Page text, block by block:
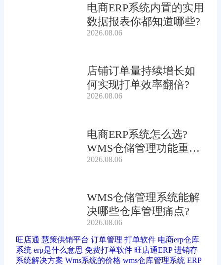
电商ERP系统内置的实用
数据报表你都知道哪些?
2026.08.06
店铺订单量持续增长如
何实现打单效率翻倍?
2026.08.06
电商ERP系统怎么选?
WMS仓储管理功能重要
吗?
2026.08.06
WMS仓储管理系统能解
决哪些仓库管理痛点?
2026.08.06
旺店通 慧策供销平台 订单管理 打单软件 电商erp仓库
系统 erp是什么意思 免费打单软件 旺店通ERP 进销存
系统解决方案 Wms系统的价格 wms仓库管理系统 ERP